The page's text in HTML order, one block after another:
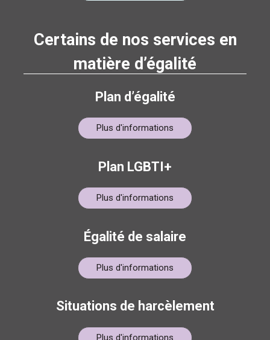
Certains de nos services en
matière d’égalité
Plan d’égalité
Plus d'informations
Plan LGBTI+
Plus d'informations
Égalité de salaire
Plus d'informations
Situations de harcèlement
Plus d'informations